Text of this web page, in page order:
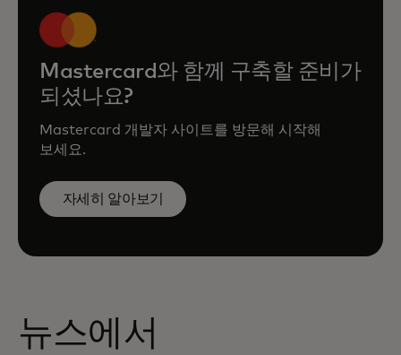
Mastercard와 함께 구축할 준비가
되셨나요?
Mastercard 개발자 사이트를 방문해 시작해
보세요.
자세히 알아보기
뉴스에서